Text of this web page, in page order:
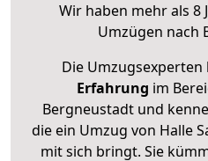
Wir haben mehr als 8
Umzügen nach
Die Umzugsexperten
Erfahrung im
Bergneustadt und
die ein Umzug von Halle
mit sich bringt. Sie